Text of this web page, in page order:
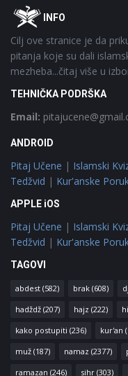
FooterOINFO
Cilj ove stranice je da
pitanja koje su dali
mezheba...čitaj više u
TEHNIČKA PODRŠKA
Email:
ANDROID
Pitaj Učene | Islamski
Tedžvid | Kur'anske
APPLE iOS
Pitaj Učene | Islamski
Tedžvid | Kur'anske
TAGOVI
abdest (582) brak (608)
hadždž (207) hajz (222)
kako postupiti (236) kur'an
muž (187) namaz (2377)
ramazan (246) sihr (303)